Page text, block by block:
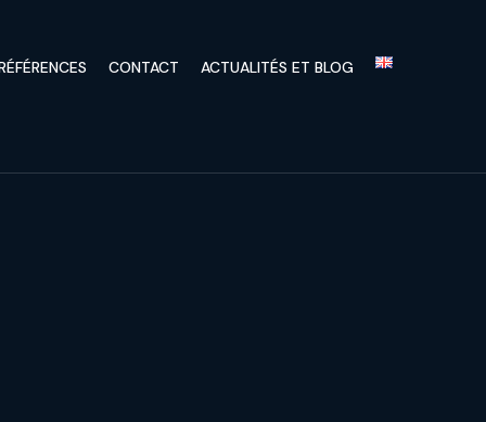
CONTACT ACTUALITÉS ET BLOG